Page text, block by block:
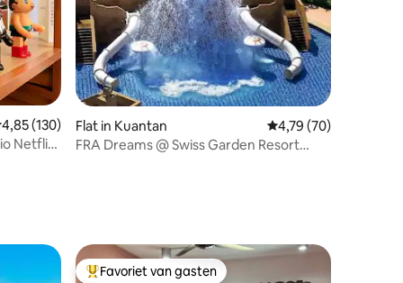
beoordeling van 4,85 op 5, 130 recensies
4,85 (130)
Netflix
Flat in Kuantan Gemiddelde
4,79 (70)
FRA Dreams @ Swiss Garden Resort
Topfavoriet van gasten
Favoriet van gasten